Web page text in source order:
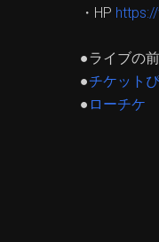
・HP
●ライブの
●チケット
● ローチケ